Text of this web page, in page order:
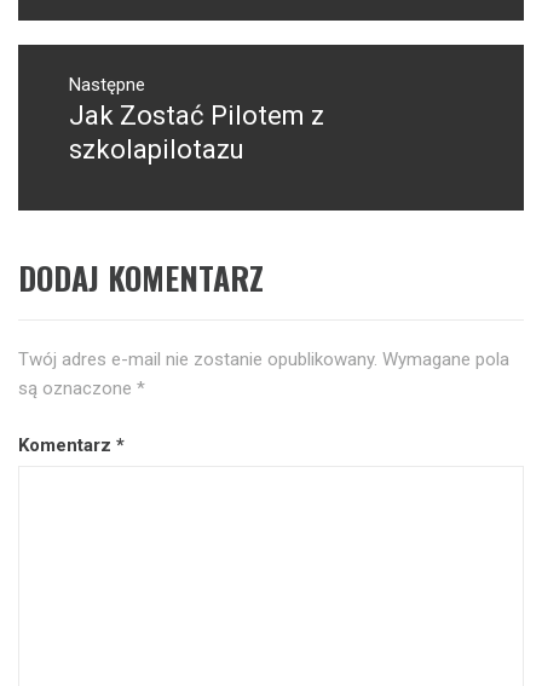
Następne
Następny
post:
Jak Zostać Pilotem z
szkolapilotazu
DODAJ KOMENTARZ
Twój adres e-mail nie zostanie opublikowany. Wymagane pola
są oznaczone *
Komentarz *